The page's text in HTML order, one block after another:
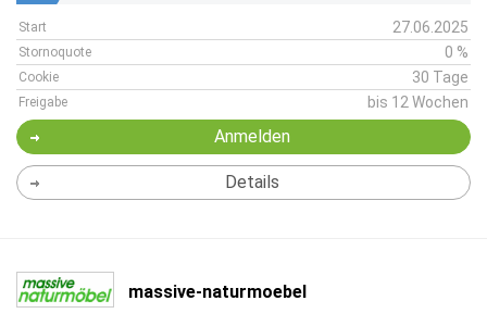
Start 27.06.2025
Stornoquote 0 %
Cookie 30 Tage
Freigabe bis 12 Wochen
Anmelden
Details
massive-naturmoebel